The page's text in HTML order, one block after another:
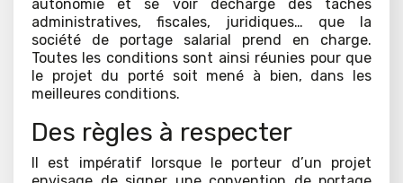
autonomie et se voir déchargé des tâches
administratives, fiscales, juridiques… que la
société de portage salarial prend en charge.
Toutes les conditions sont ainsi réunies pour que
le projet du porté soit mené à bien, dans les
meilleures conditions.
Des règles à respecter
Il est impératif lorsque le porteur d’un projet